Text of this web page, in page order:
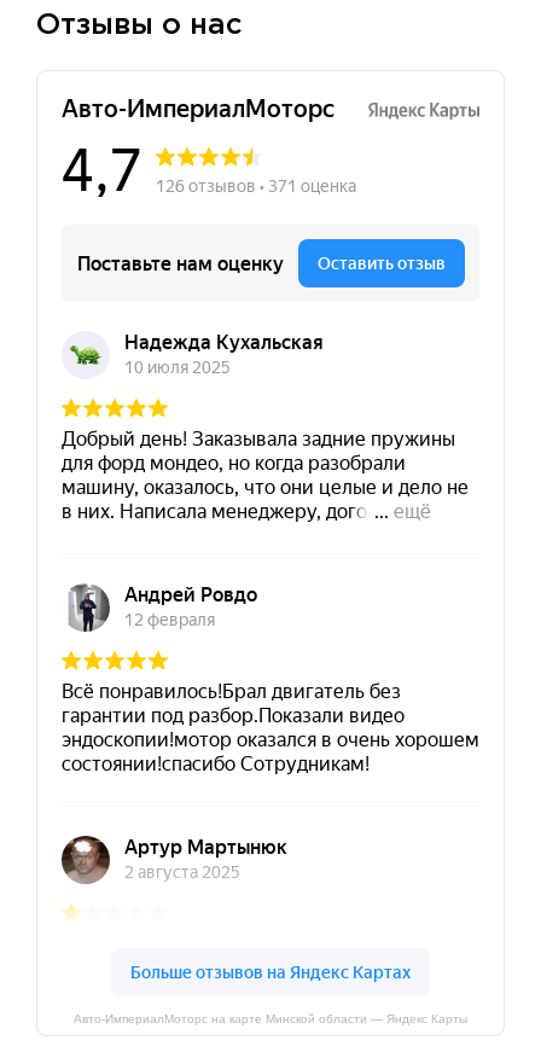
Отзывы о нас
Авто-ИмпериалМоторс на карте Минской области — Яндекс Карты